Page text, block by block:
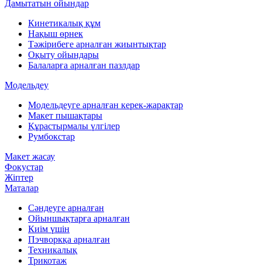
Дамытатын ойындар
Кинетикалық құм
Нақыш өрнек
Тәжірибеге арналған жиынтықтар
Оқыту ойындары
Балаларға арналған пазлдар
Модельдеу
Модельдеуге арналған керек-жарақтар
Макет пышақтары
Құрастырмалы үлгілер
Румбокстар
Макет жасау
Фокустар
Жіптер
Маталар
Сәндеуге арналған
Ойыншықтарға арналған
Киім үшін
Пэчворкқа арналған
Техникалық
Трикотаж